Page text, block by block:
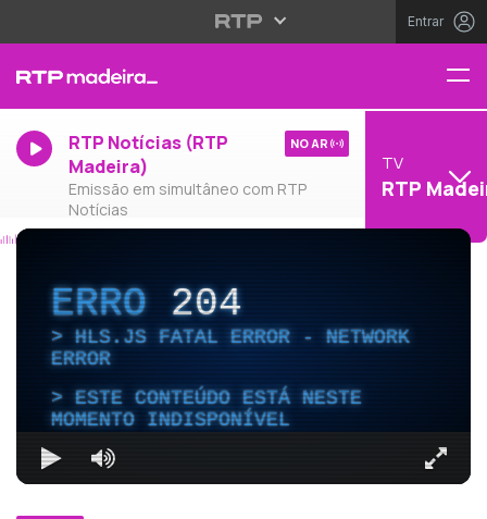
Entrar
RTP Notícias (RTP
Madeira)
Emissão em simultâneo com RTP
Notícias
NO AR
TV
RTP
ERRO204
HLS.JS FATAL ERROR - NETWORK
ERROR
ESTE CONTEÚDO ESTÁ NESTE
MOMENTO INDISPONÍVEL